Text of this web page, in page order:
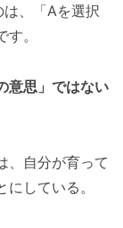
は、「Aを選択
。
意思」ではない
、自分が育って
している。